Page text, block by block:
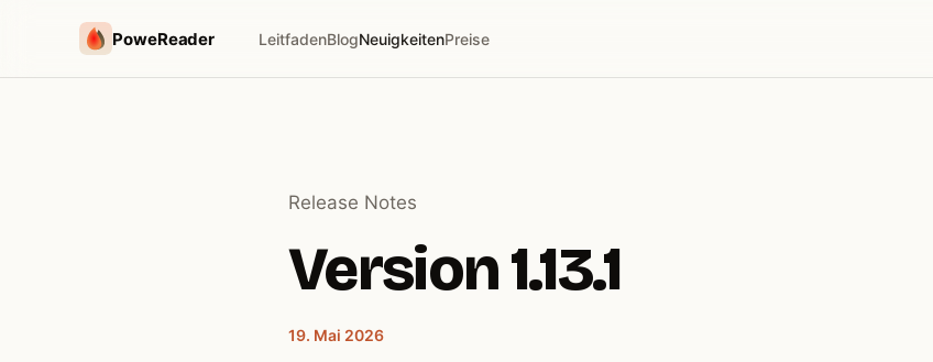
PoweReader LeitfadenBlogNeuigkeitenPreise
Release Notes
Version 1.13.1
19. Mai 2026